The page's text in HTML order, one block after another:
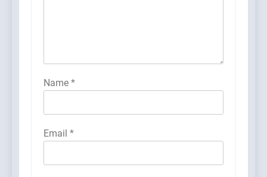
Name *
Email *